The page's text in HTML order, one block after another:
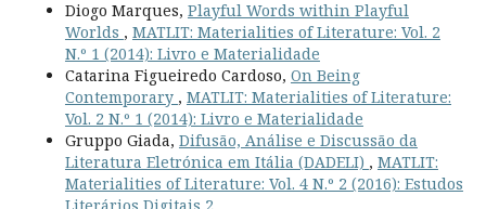
Diogo Marques, Playful Words within Playful
Worlds , MATLIT: Materialities of Literature: Vol. 2
N.º 1 (2014): Livro e Materialidade
Catarina Figueiredo Cardoso, On Being
Contemporary , MATLIT: Materialities of Literature:
Vol. 2 N.º 1 (2014): Livro e Materialidade
Gruppo Giada, Difusão, Análise e Discussão da
Literatura Eletrónica em Itália (DADELI) , MATLIT:
Materialities of Literature: Vol. 4 N.º 2 (2016): Estudos